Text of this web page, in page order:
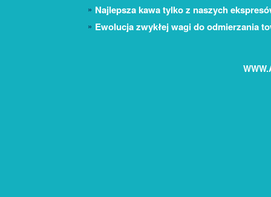
Najlepsza kawa tylko z naszych
Ewolucja zwykłej wagi do odmierzania